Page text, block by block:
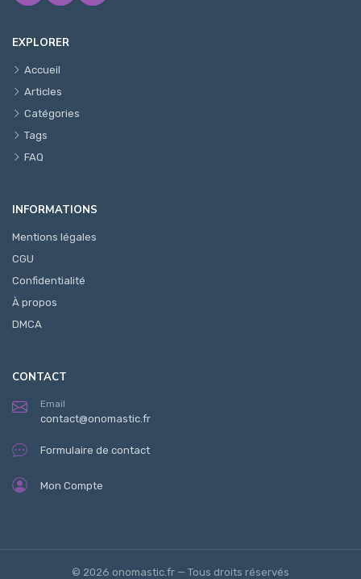
EXPLORER
Accueil
Articles
Catégories
Tags
FAQ
INFORMATIONS
Mentions légales
CGU
Confidentialité
À propos
DMCA
CONTACT
Email
contact@onomastic.fr
Formulaire de contact
Mon Compte
© 2026 onomastic.fr — Tous droits réservés